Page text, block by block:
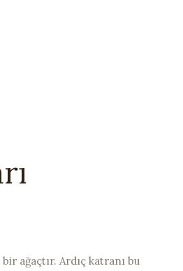
ağaçtır. Ardıç katranı bu